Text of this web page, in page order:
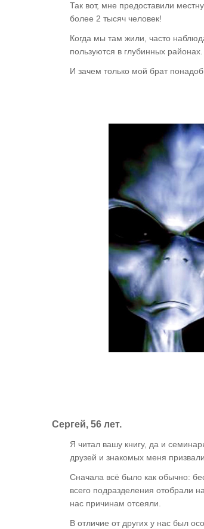
Так вот, мне предоставили
более 2 тысяч человек!
Когда мы там жили, часто
пользуются в глубинных
И зачем только мой брат
Сергей, 56 лет.
Я читал вашу книгу, да и
друзей и знакомых меня
Сначала всё было как обычно:
всего подразделения отобрали
нас причинам отсеяли.
В отличие от других у нас был